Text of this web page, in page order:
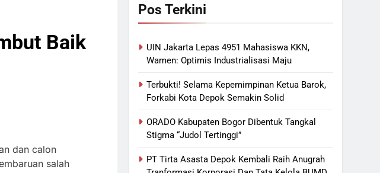
Baik
dan calon
salah
Pos Terkini
UIN Jakarta Lepas 4951 Mahasiswa KKN,
Wamen: Optimis Industrialisasi Maju
Terbukti! Selama Kepemimpinan Ketua Barok,
Forkabi Kota Depok Semakin Solid
ORADO Kabupaten Bogor Dibentuk Tangkal
Stigma “Judol Tertinggi”
PT Tirta Asasta Depok Kembali Raih Anugrah